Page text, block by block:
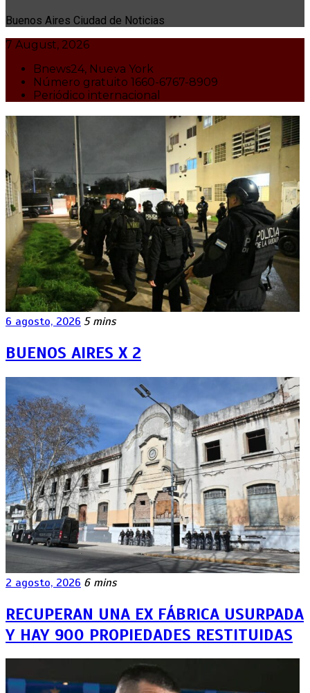
Buenos Aires Ciudad de Noticias
7 August, 2026
Bnews24, Nueva York
Número gratuito 1660-6767-8909
Periódico internacional
6 agosto, 2026 5 mins
BUENOS AIRES X 2
2 agosto, 2026 6 mins
RECUPERAN UNA EX FÁBRICA USURPADA
Y HAY 900 PROPIEDADES RESTITUIDAS